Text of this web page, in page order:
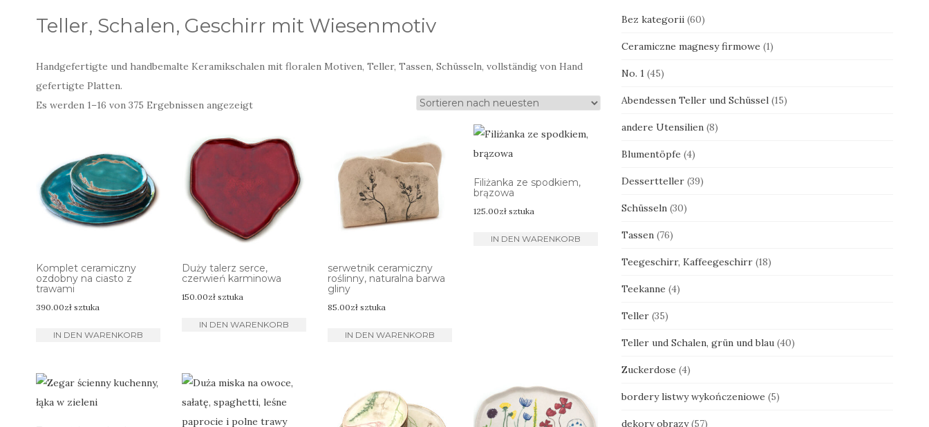
Teller, Schalen, Geschirr mit Wiesenmotiv
Handgefertigte und handbemalte Keramikschalen mit floralen Motiven, Teller, Tassen, Schüsseln, vollständig von Hand
gefertigte Platten.
Es werden 1–16 von 375 Ergebnissen angezeigtNach
sortiert
Komplet ceramiczny
ozdobny na ciasto z
trawami
390.00zł sztuka
IN DEN WARENKORB
Duży talerz serce,
czerwień karminowa
150.00zł sztuka
IN DEN WARENKORB
serwetnik ceramiczny
roślinny, naturalna barwa
gliny
85.00zł sztuka
IN DEN WARENKORB
Filiżanka ze spodkiem,
brązowa
125.00zł sztuka
IN DEN WARENKORB
Bez kategorii (60)
Ceramiczne magnesy firmowe (1)
No. 1 (45)
Abendessen Teller und Schüssel (15)
andere Utensilien (8)
Blumentöpfe (4)
Dessertteller (39)
Schüsseln (30)
Tassen (76)
Teegeschirr, Kaffeegeschirr (18)
Teekanne (4)
Teller (35)
Teller und Schalen, grün und blau (40)
Zuckerdose (4)
bordery listwy wykończeniowe (5)
dekory obrazy (57)